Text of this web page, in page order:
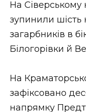
На
зупинили шість
загарбників в
Білогорівки й
На
зафіксовано
напрямку